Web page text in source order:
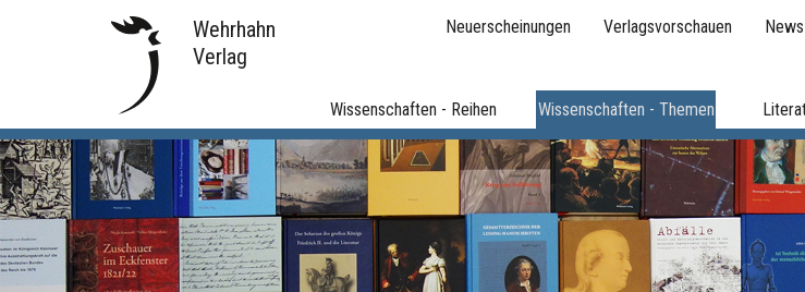
Wehrhahn
Verlag
Neuerscheinungen Verlagsvorschauen News
Wissenschaften - Reihen Wissenschaften - Themen